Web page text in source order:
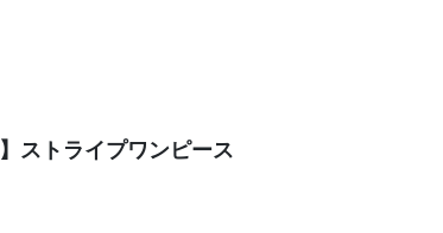
ストライプワンピース